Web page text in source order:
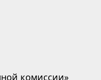
комиссии»